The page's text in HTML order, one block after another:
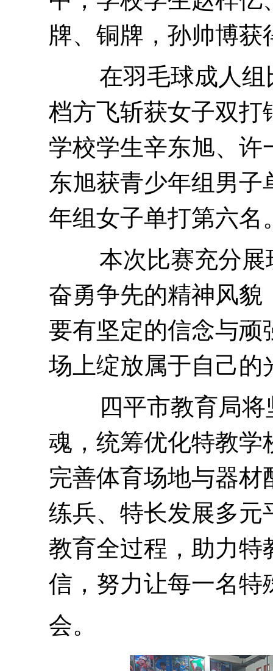
牌、铜牌，孙帅博获
在羽毛球成人
档方飞斩获女子双打
学校学生辛东旭、许
东旭获青少年组男
年组女子单打第六名
本次比赛充分展
奋勇争先的精神风貌
要有坚定的信念与顽
场上绽放属于自己的
四平市教育局将
魂，统筹优化特教学
完善体育场地与器
练兵、特长发展多元
教育全过程，助力特
信，努力让每一名特
会。